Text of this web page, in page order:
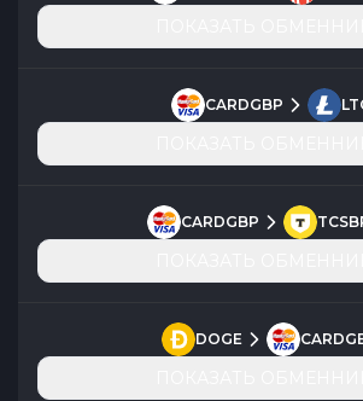
CARDGBP
CARDGBP
DOGE